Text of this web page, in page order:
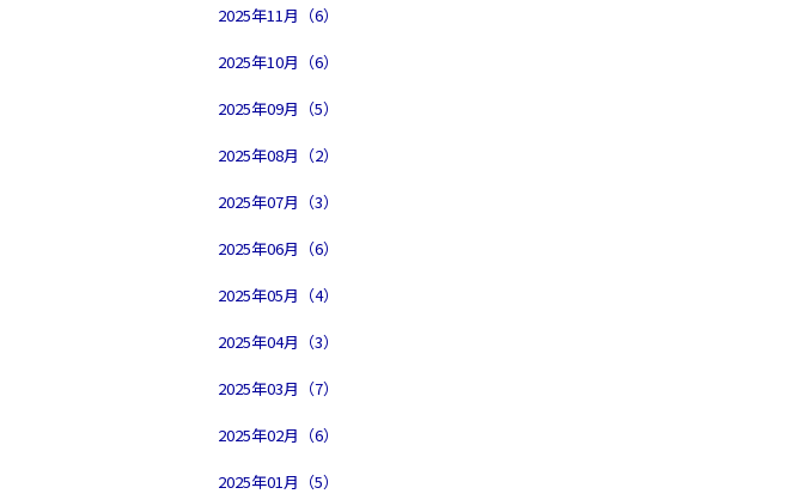
2025年11月（6）
2025年10月（6）
2025年09月（5）
2025年08月（2）
2025年07月（3）
2025年06月（6）
2025年05月（4）
2025年04月（3）
2025年03月（7）
2025年02月（6）
2025年01月（5）